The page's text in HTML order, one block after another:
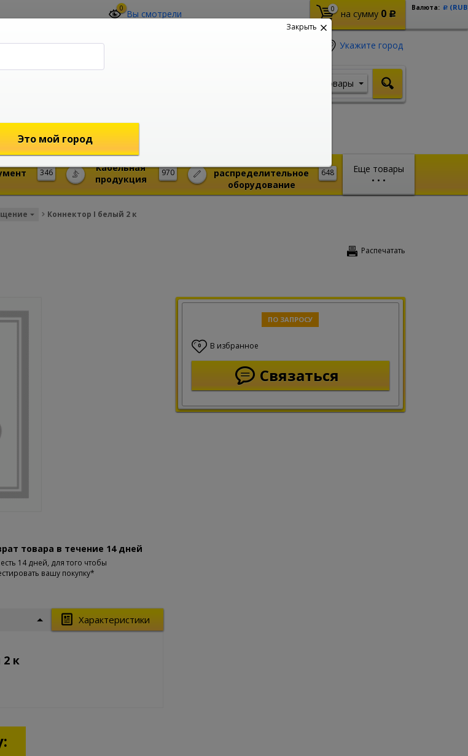
0 Вы смотрели 0 на сумму 0 Р
Валюта: Р
Укажите город
Товары
Еще товары
• • •
346 970
Кабельная
продукция
648
распределительное
оборудование
Коннектор I белый 2 к
Распечатать
ПО ЗАПРОСУ
0 В избранное
Связаться
товара в течение 14 дней
14 дней, для того чтобы
вашу покупку*
Характеристики
к
Закрыть
Это мой город